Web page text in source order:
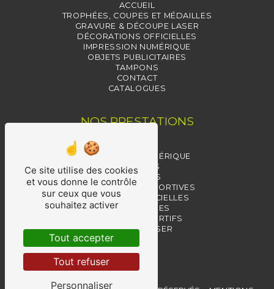
ACCUEIL
TROPHÉES, COUPES ET MÉDAILLES
GRAVURE & DÉCOUPE LASER
DÉCORATIONS OFFICIELLES
IMPRESSION NUMÉRIQUE
OBJETS PUBLICITAIRES
TAMPONS
CONTACT
CATALOGUES
NOS PRESTATIONS
IMPRESSION NUMÉRIQUE
TROPHÉES
MÉDAILLES
RÉCOMPENSES SPORTIVES
MÉDAILLES OFFICIELLES
RÉCOMPENSES
TROPHÉES SPORTIFS
GRAVURE LASER
COUPES
Ce site utilise des cookies
et vous donne le contrôle
sur ceux que vous
souhaitez activer
Tout accepter
Tout refuser
Personnaliser